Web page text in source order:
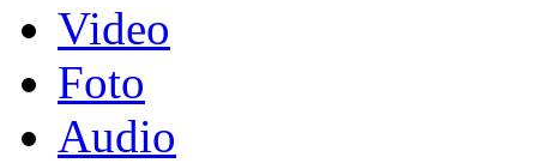
Video
Foto
Audio